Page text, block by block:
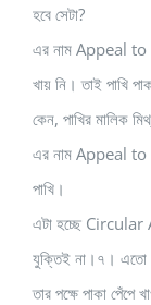
হবে সেটা?
এর নাম Appeal to
খায় নি। তাই পাখি
কেন, পাখির মালিক
এর নাম Appeal to
পাখি।
এটা হচ্ছে
যুক্তিই না।৭। এতো
তার পক্ষে পাকা